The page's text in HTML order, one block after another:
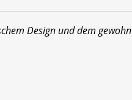
Design und dem